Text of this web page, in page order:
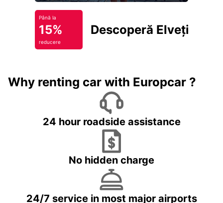
Până la
15%
reducere
Descoperă Elveția
Why renting car with Europcar ?
24 hour roadside assistance
No hidden charge
24/7 service in most major airports